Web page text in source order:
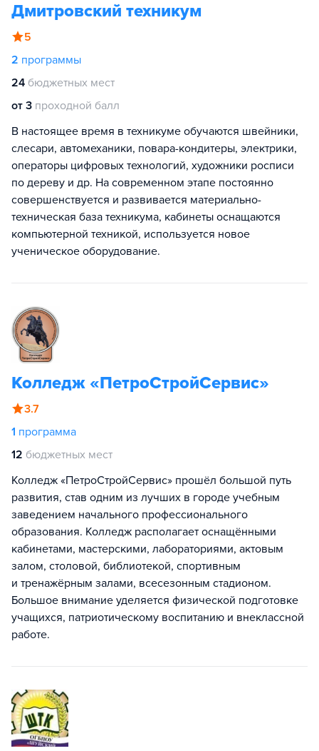
Дмитровский техникум
5
2 программы
24 бюджетных мест
от 3 проходной балл
В настоящее время в техникуме обучаются швейники,
слесари, автомеханики, повара-кондитеры, электрики,
операторы цифровых технологий, художники росписи
по дереву и др. На современном этапе постоянно
совершенствуется и развивается материально-
техническая база техникума, кабинеты оснащаются
компьютерной техникой, используется новое
ученическое оборудование.
Колледж «ПетроСтройСервис»
3.7
1 программа
12 бюджетных мест
Колледж «ПетроСтройСервис» прошёл большой путь
развития, став одним из лучших в городе учебным
заведением начального профессионального
образования. Колледж располагает оснащёнными
кабинетами, мастерскими, лабораториями, актовым
залом, столовой, библиотекой, спортивным
и тренажёрным залами, всесезонным стадионом.
Большое внимание уделяется физической подготовке
учащихся, патриотическому воспитанию и внеклассной
работе.